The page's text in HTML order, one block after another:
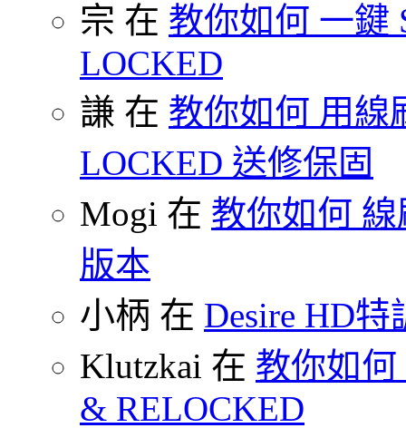
宗 在 教你如何 一鍵
LOCKED
謙 在 教你如何 用線
LOCKED 送修保固
Mogi 在 教你如何 線
版本
小柄 在 Desire HD特
Klutzkai 在 教你如
& RELOCKED